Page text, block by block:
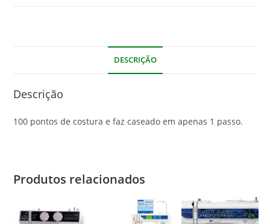
DESCRIÇÃO
Descrição
100 pontos de costura e faz caseado em apenas 1 passo.
Produtos relacionados